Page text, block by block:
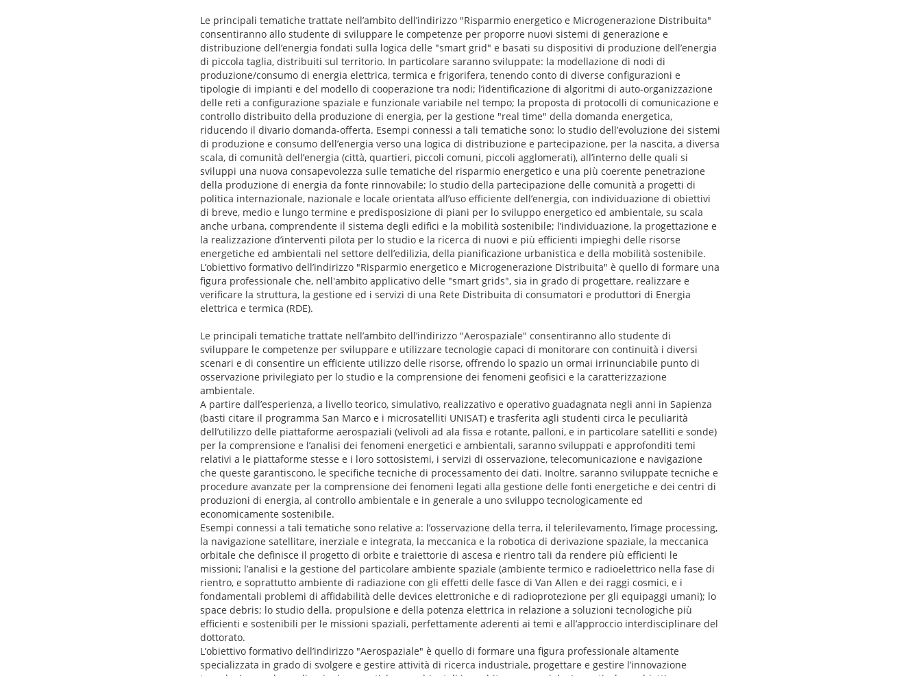
Le principali tematiche trattate nell’ambito dell’indirizzo "Risparmio energetico e Microgenerazione Distribuita"
consentiranno allo studente di sviluppare le competenze per proporre nuovi sistemi di generazione e
distribuzione dell’energia fondati sulla logica delle "smart grid" e basati su dispositivi di produzione dell’energia
di piccola taglia, distribuiti sul territorio. In particolare saranno sviluppate: la modellazione di nodi di
produzione/consumo di energia elettrica, termica e frigorifera, tenendo conto di diverse configurazioni e
tipologie di impianti e del modello di cooperazione tra nodi; l’identificazione di algoritmi di auto-organizzazione
delle reti a configurazione spaziale e funzionale variabile nel tempo; la proposta di protocolli di comunicazione e
controllo distribuito della produzione di energia, per la gestione "real time" della domanda energetica,
riducendo il divario domanda-offerta. Esempi connessi a tali tematiche sono: lo studio dell’evoluzione dei sistemi
di produzione e consumo dell’energia verso una logica di distribuzione e partecipazione, per la nascita, a diversa
scala, di comunità dell’energia (città, quartieri, piccoli comuni, piccoli agglomerati), all’interno delle quali si
sviluppi una nuova consapevolezza sulle tematiche del risparmio energetico e una più coerente penetrazione
della produzione di energia da fonte rinnovabile; lo studio della partecipazione delle comunità a progetti di
politica internazionale, nazionale e locale orientata all’uso efficiente dell’energia, con individuazione di obiettivi
di breve, medio e lungo termine e predisposizione di piani per lo sviluppo energetico ed ambientale, su scala
anche urbana, comprendente il sistema degli edifici e la mobilità sostenibile; l’individuazione, la progettazione e
la realizzazione d’interventi pilota per lo studio e la ricerca di nuovi e più efficienti impieghi delle risorse
energetiche ed ambientali nel settore dell’edilizia, della pianificazione urbanistica e della mobilità sostenibile.
L’obiettivo formativo dell’indirizzo "Risparmio energetico e Microgenerazione Distribuita" è quello di formare una
figura professionale che, nell'ambito applicativo delle "smart grids", sia in grado di progettare, realizzare e
verificare la struttura, la gestione ed i servizi di una Rete Distribuita di consumatori e produttori di Energia
elettrica e termica (RDE).
Le principali tematiche trattate nell’ambito dell’indirizzo "Aerospaziale" consentiranno allo studente di
sviluppare le competenze per sviluppare e utilizzare tecnologie capaci di monitorare con continuità i diversi
scenari e di consentire un efficiente utilizzo delle risorse, offrendo lo spazio un ormai irrinunciabile punto di
osservazione privilegiato per lo studio e la comprensione dei fenomeni geofisici e la caratterizzazione
ambientale.
A partire dall’esperienza, a livello teorico, simulativo, realizzativo e operativo guadagnata negli anni in Sapienza
(basti citare il programma San Marco e i microsatelliti UNISAT) e trasferita agli studenti circa le peculiarità
dell’utilizzo delle piattaforme aerospaziali (velivoli ad ala fissa e rotante, palloni, e in particolare satelliti e sonde)
per la comprensione e l’analisi dei fenomeni energetici e ambientali, saranno sviluppati e approfonditi temi
relativi a le piattaforme stesse e i loro sottosistemi, i servizi di osservazione, telecomunicazione e navigazione
che queste garantiscono, le specifiche tecniche di processamento dei dati. Inoltre, saranno sviluppate tecniche e
procedure avanzate per la comprensione dei fenomeni legati alla gestione delle fonti energetiche e dei centri di
produzioni di energia, al controllo ambientale e in generale a uno sviluppo tecnologicamente ed
economicamente sostenibile.
Esempi connessi a tali tematiche sono relative a: l’osservazione della terra, il telerilevamento, l’image processing,
la navigazione satellitare, inerziale e integrata, la meccanica e la robotica di derivazione spaziale, la meccanica
orbitale che definisce il progetto di orbite e traiettorie di ascesa e rientro tali da rendere più efficienti le
missioni; l’analisi e la gestione del particolare ambiente spaziale (ambiente termico e radioelettrico nella fase di
rientro, e soprattutto ambiente di radiazione con gli effetti delle fasce di Van Allen e dei raggi cosmici, e i
fondamentali problemi di affidabilità delle devices elettroniche e di radioprotezione per gli equipaggi umani); lo
space debris; lo studio della. propulsione e della potenza elettrica in relazione a soluzioni tecnologiche più
efficienti e sostenibili per le missioni spaziali, perfettamente aderenti ai temi e all’approccio interdisciplinare del
dottorato.
L’obiettivo formativo dell’indirizzo "Aerospaziale" è quello di formare una figura professionale altamente
specializzata in grado di svolgere e gestire attività di ricerca industriale, progettare e gestire l’innovazione